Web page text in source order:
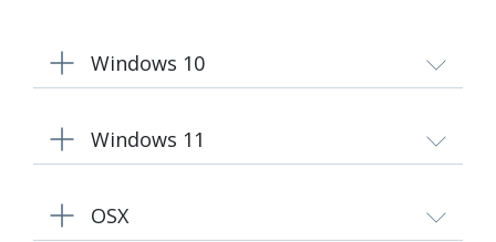
Windows 10
Windows 11
OSX